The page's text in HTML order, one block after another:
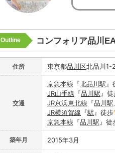
Outline コンフォリア品川
住所 東京都品川区北品川1-
交通
京急本線 『北品川駅』
JR山手線 『品川駅』徒
JR京浜東北線 『品川駅
JR横須賀線 『駅』徒歩
京急本線 『品川駅』徒
築年月 2015年3月